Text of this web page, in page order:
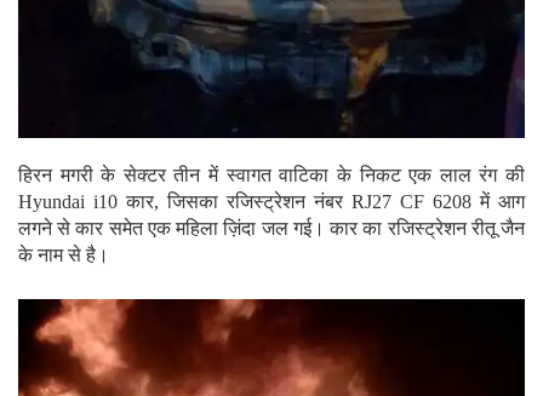
हिरन मगरी के सेक्टर तीन में स्वागत वाटिका के निकट एक लाल रंग की
Hyundai i10 कार, जिसका रजिस्ट्रेशन नंबर RJ27 CF 6208 में आग
लगने से कार समेत एक महिला ज़िंदा जल गई। कार का रजिस्ट्रेशन रीतू जैन
के नाम से है।